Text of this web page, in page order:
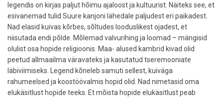
legendis on kirjas paljut hõimu ajaloost ja kultuurist. Näiteks see, et
esivanemad tulid Suure kanjoni lähedale paljudest eri paikadest.
Nad elasid kuivas kõrbes, sõltudes looduslikest ojadest, et
niisutada endi põlde. Mõlemad valvurihing ja loomad – mängisid
olulist osa hopide religioonis. Maa- alused kambrid kivad olid
peetud allmaailma väravateks ja kasutatud tseremooniate
läbiviimiseks. Legend kõneleb samuti sellest, kuiväga
rahumeelsed ja koostöövalmis hopid olid. Nad nimetasid oma
elukäsitlust hopide teeks. Et mõista hopide elukäsitlust peab